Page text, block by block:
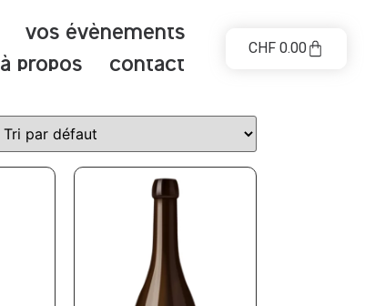
Vos évènements
à propos contact
CHF0.00